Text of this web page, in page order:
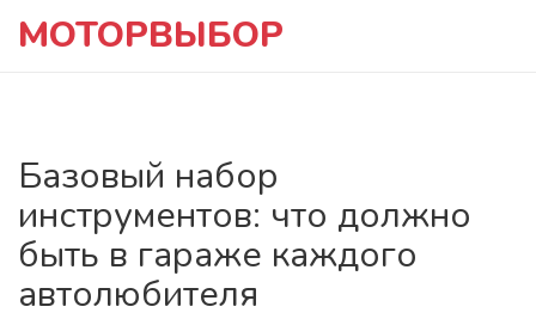
МОТОРВЫБОР
Базовый набор
инструментов: что должно
быть в гараже каждого
автолюбителя